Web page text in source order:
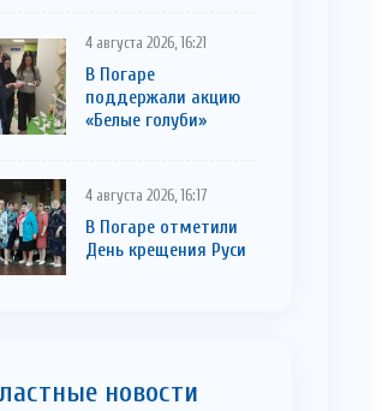
4 августа 2026, 16:21
В Погаре
поддержали акцию
«Белые голуби»
4 августа 2026, 16:17
В Погаре отметили
День крещения Руси
новости